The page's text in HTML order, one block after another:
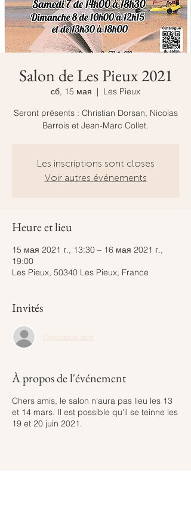
Salon de Les Pieux 2021
сб, 15 мая
  |
Les Pieux
Seront présents : Christian Dorsan, Nicolas
Barrois et Jean-Marc Collet.
Les inscriptions sont closes
Voir autres événements
Heure et lieu
15 мая 2021 г., 13:30 – 16 мая 2021 г.,
19:00
Les Pieux, 50340 Les Pieux, France
Invités
À propos de l'événement
Chers amis, le salon n'aura pas lieu les 13
et 14 mars. Il est possible qu'il se teinne les
19 et 20 juin 2021.